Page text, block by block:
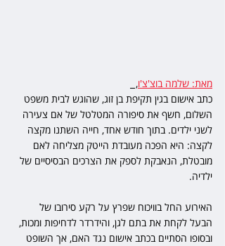
מאת: שלמה בוצ'צ'ו,
כתב אישום בגין תקיפת בן זוג, שהוגש לבית משפט
השלום, חשף את סיפורה המטלטל של אם צעירה
לשני ילדים. בתוך חודש אחד, חייה השתנו מקצה
לקצה: היא הפכה מעובדת הייטק מצליחה לאם
מובטלת, הנאבקת לספק את הצרכים הבסיסיים של
ילדיה.
האירוע החל בוויכוח שפרץ על רקע סירובו של
הבעל לקחת את בתם לגן, והידרדר לדחיפות ומכות,
ובסופו הסתיים בכתב אישום נגד האם, אך השופט